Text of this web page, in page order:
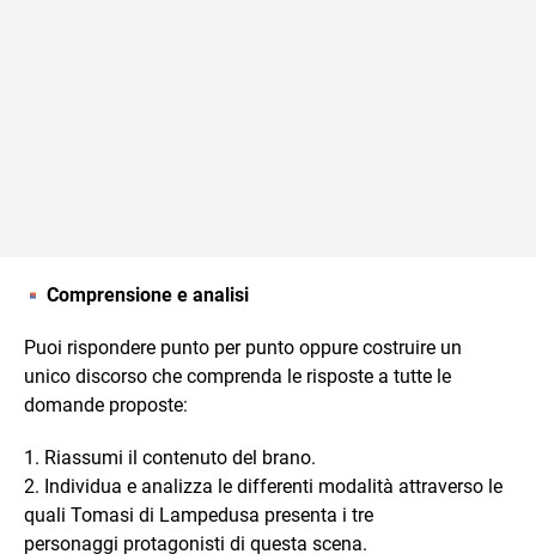
Comprensione e analisi
Puoi rispondere punto per punto oppure costruire un
unico discorso che comprenda le risposte a tutte le
domande proposte:
1. Riassumi il contenuto del brano.
2. Individua e analizza le differenti modalità attraverso le
quali Tomasi di Lampedusa presenta i tre
personaggi protagonisti di questa scena.